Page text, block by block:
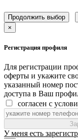
Продолжить выбор
×
Регистрация профиля
Для регистрации
оферты и укажите
указанный номер
доступа в Ваш
согласен с
У меня есть